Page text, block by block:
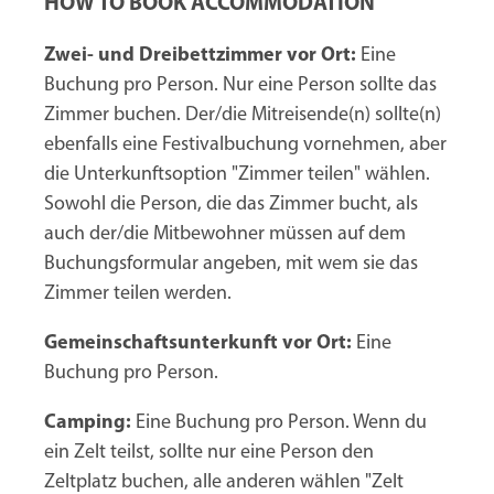
Zwei- und Dreibettzimmer vor Ort: Eine
Buchung pro Person. Nur eine Person sollte das
Zimmer buchen. Der/die Mitreisende(n) sollte(n)
ebenfalls eine Festivalbuchung vornehmen, aber
die Unterkunftsoption "Zimmer teilen" wählen.
Sowohl die Person, die das Zimmer bucht, als
auch der/die Mitbewohner müssen auf dem
Buchungsformular angeben, mit wem sie das
Zimmer teilen werden.
Gemeinschaftsunterkunft vor Ort: Eine
Buchung pro Person.
Camping: Eine Buchung pro Person. Wenn du
ein Zelt teilst, sollte nur eine Person den
Zeltplatz buchen, alle anderen wählen "Zelt